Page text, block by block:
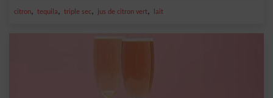
citron, tequila, triple sec, jus de citron vert, lait